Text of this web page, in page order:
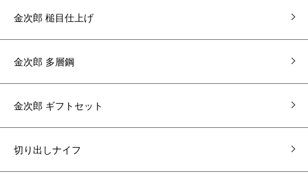
金次郎 槌目仕上げ
金次郎 多層鋼
金次郎 ギフトセット
切り出しナイフ